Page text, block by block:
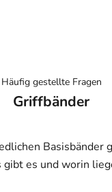
Häufig gestellte Fragen
Griffbänder
Basisbänder
es und worin